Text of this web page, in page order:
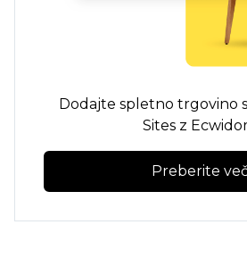
Dodajte spletno trgovino
Sites z
Preberite